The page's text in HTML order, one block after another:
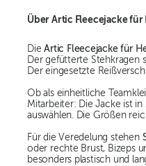
Über Artic Fleecejacke für
DieArtic Fleecejacke für
Der gefütterte Stehkragen
Der eingesetzte
Ob als einheitliche
Mitarbeiter: Die Jacke ist in
auswählen. Die Größen
Für die Veredelung stehen
oder rechte Brust, Bizeps
besonders plastisch und